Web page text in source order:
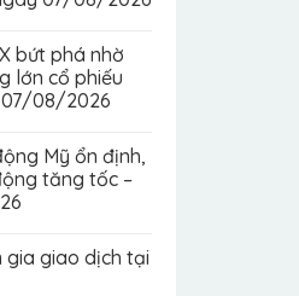
bứt phá nhờ
lớn cổ phiếu
07/08/2026
Mỹ ổn định,
tăng tốc –
gia giao dịch tại